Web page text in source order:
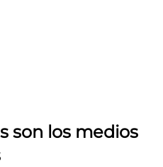
son los medios